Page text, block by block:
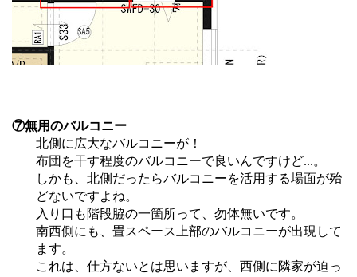
⑦無用のバルコニー
北側に広大なバルコニーが！
布団を干す程度のバルコニーで良いんですけど...。
しかも、北側だったらバルコニーを活用する場面が殆
どないですよね。
入り口も階段脇の一箇所って、勿体無いです。
南西側にも、畳スペース上部のバルコニーが出現して
ます。
これは、仕方ないとは思いますが、西側に隣家が迫っ